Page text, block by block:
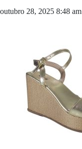
outubro 28, 2025 8:48 am